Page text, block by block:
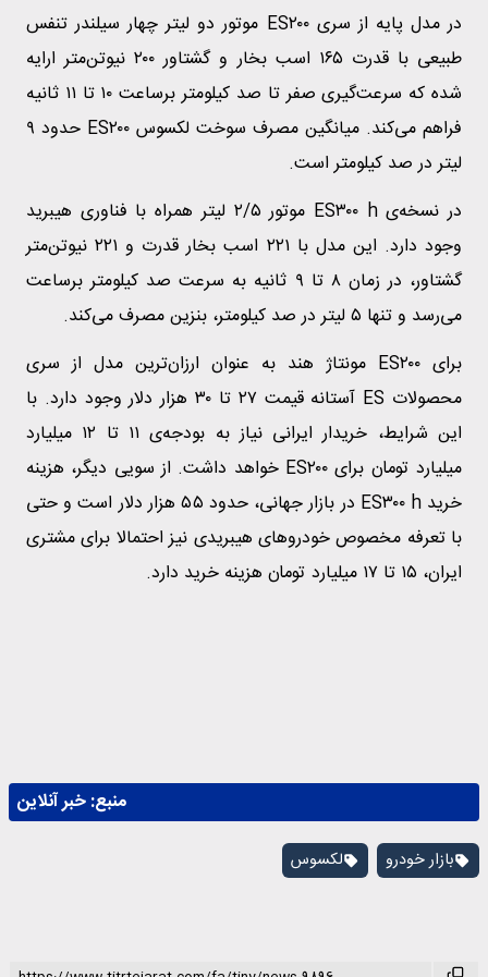
در مدل پایه از سری ES۲۰۰ موتور دو لیتر چهار سیلندر تنفس
طبیعی با قدرت ۱۶۵ اسب بخار و گشتاور ۲۰۰ نیوتن‌متر ارایه
شده که سرعت‌گیری صفر تا صد کیلومتر برساعت ۱۰ تا ۱۱ ثانیه
فراهم می‌کند. میانگین مصرف سوخت لکسوس ES۲۰۰ حدود ۹
لیتر در صد کیلومتر است.
در نسخه‌ی ES۳۰۰ h موتور ۲/۵ لیتر همراه با فناوری هیبرید
وجود دارد. این مدل با ۲۲۱ اسب بخار قدرت و ۲۲۱ نیوتن‌متر
گشتاور، در زمان ۸ تا ۹ ثانیه به سرعت صد کیلومتر برساعت
می‌رسد و تنها ۵ لیتر در صد کیلومتر، بنزین مصرف می‌کند.
برای ES۲۰۰ مونتاژ هند به عنوان ارزان‌ترین مدل از سری
محصولات ES آستانه قیمت ۲۷ تا ۳۰ هزار دلار وجود دارد. با
این شرایط، خریدار ایرانی نیاز به بودجه‌ی ۱۱ تا ۱۲ میلیارد
میلیارد تومان برای ES۲۰۰ خواهد داشت. از سویی دیگر، هزینه
خرید ES۳۰۰ h در بازار جهانی، حدود ۵۵ هزار دلار است و حتی
با تعرفه مخصوص خودروهای هیبریدی نیز احتمالا برای مشتری
ایران، ۱۵ تا ۱۷ میلیارد تومان هزینه خرید دارد.
منبع:خبر آنلاین
بازار خودرو لکسوس